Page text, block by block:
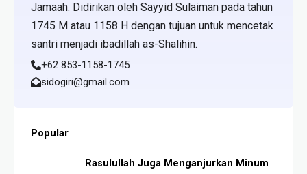
Jamaah. Didirikan oleh Sayyid Sulaiman pada tahun
1745 M atau 1158 H dengan tujuan untuk mencetak
santri menjadi ibadillah as-Shalihin.
+62 853-1158-1745
sidogiri@gmail.com
Popular
Rasulullah Juga Menganjurkan Minum